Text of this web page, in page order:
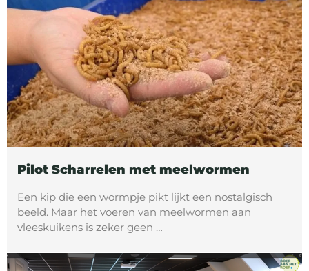
Pilot Scharrelen met meelwormen
Een kip die een wormpje pikt lijkt een nostalgisch
beeld. Maar het voeren van meelwormen aan
vleeskuikens is zeker geen …